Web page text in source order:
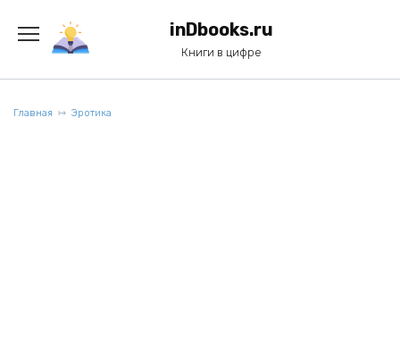
содержанию
inDbooks.ru
Книги в цифре
Главная Эротика